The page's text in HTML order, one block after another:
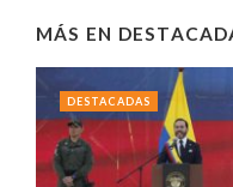
MÁS EN
DESTACADAS